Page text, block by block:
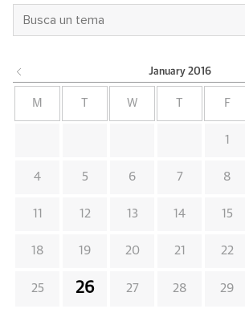
January 2016
M W F
1
4 5 6 7 8
11 12 13 14 15
18 19 20 21 22
25 26 27 28 29